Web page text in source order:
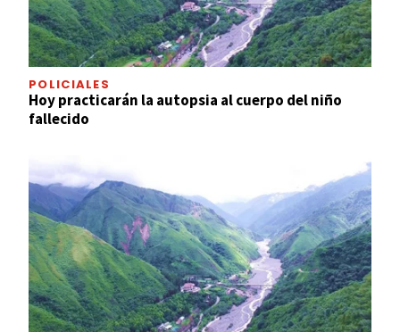
POLICIALES
Hoy practicarán la autopsia al cuerpo del niño
fallecido